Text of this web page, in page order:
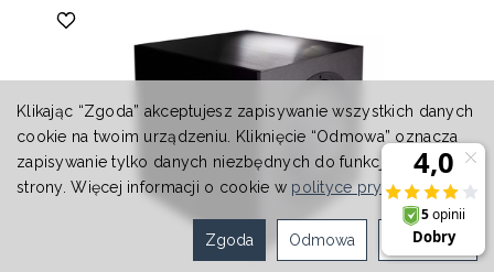
Klikając “Zgoda” akceptujesz zapisywanie wszystkich danych
cookie na twoim urządzeniu. Kliknięcie “Odmowa” oznacza
zapisywanie tylko danych niezbędnych do funkcjonowania
strony. Więcej informacji o cookie w polityce prywatności.
Ustawienia
Odmowa
Zgoda